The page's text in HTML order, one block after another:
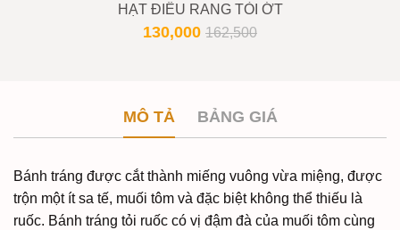
HẠT ĐIỀU RANG TỎI ỚT
130,000 162,500
MÔ TẢ BẢNG GIÁ
Bánh tráng được cắt thành miếng vuông vừa miệng, được
trộn một ít sa tế, muối tôm và đặc biệt không thể thiếu là
ruốc. Bánh tráng tỏi ruốc có vị đậm đà của muối tôm cùng